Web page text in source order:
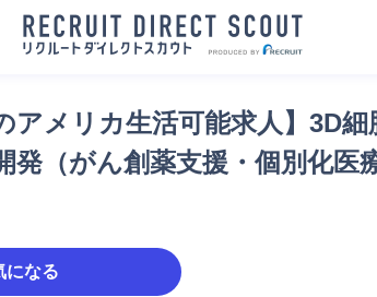
アメリカ生活可能求人】3D細
発（がん創薬支援・個別化医療
になる